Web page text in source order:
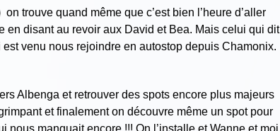
trouve quand même que c’est bien l’heure d’aller
disant au revoir aux David et Bea. Mais celui qui dit
venu nous rejoindre en autostop depuis Chamonix.
Albenga et retrouver des spots encore plus majeurs
et finalement on découvre même un spot pour